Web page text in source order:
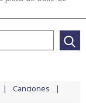
Canciones